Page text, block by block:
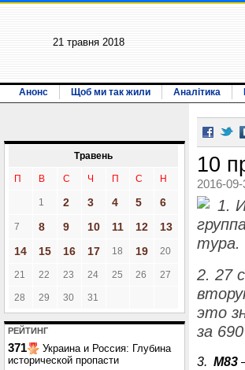
21 травня 2018
Анонс Щоб ми так жили Аналітика
Травень
П В С Ч П С Н
1 2 3 4 5 6
7 8 9 10 11 12
13
14
15 16 17 18 19 20
21 22 23 24 25 26 27
28 29 30 31
РЕЙТИНГ
371
Украина и Россия: Глубина
исторической пропасти
10
2016-
1.
тура.
2. 27
это
за
3. М83